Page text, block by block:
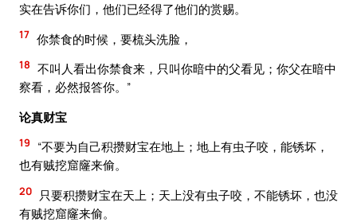
实在告诉你们，他们已经得了他们的赏赐。
17 你禁食的时候，要梳头洗脸，
18 不叫人看出你禁食来，只叫你暗中的父看见；你父在暗中
察看，必然报答你。”
论真财宝
19
“不要为自己积攒财宝在地上；地上有虫子咬，能锈坏，
也有贼挖窟窿来偷。
20
只要积攒财宝在天上；天上没有虫子咬，不能锈坏，也没
有贼挖窟窿来偷。